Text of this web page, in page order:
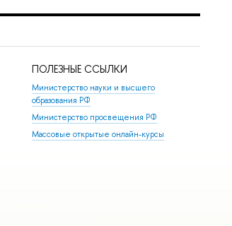
ПОЛЕЗНЫЕ ССЫЛКИ
Министерство науки и высшего
образования РФ
Министерство просвещения РФ
Массовые открытые онлайн-курсы